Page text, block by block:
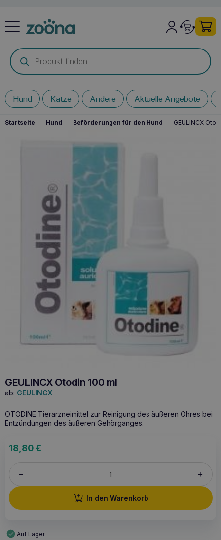
Products
search
Hund Katze Andere Aktuelle Angebote
Startseite — Hund — Beförderungen für den Hund — GEULINCX
GEULINCX Otodin 100 ml
ab: GEULINCX
OTODINE Tierarzneimittel zur Reinigung des äußeren Ohres bei
Entzündungen des äußeren Gehörganges.
18,80€
– +
In den Warenkorb
Auf Lager